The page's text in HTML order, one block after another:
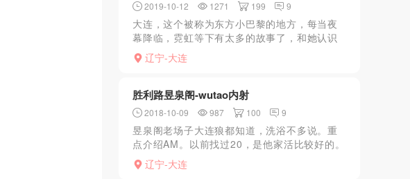
2019-10-12 1271 199 9
大连，这个被称为东方小巴黎的地方，每当夜
幕降临，霓虹等下有太多的故事了，和她认识
是通过朋友认识的，当时一起吃的饭，一起唱
的歌，她跟很多夜场都很熟，后来才知道原来
辽宁-大连
胜利路昱泉阁-wutao内射
2018-10-09 987 100 9
昱泉阁老场子大连狼都知道，洗浴不多说。重
点介绍AM。以前找过20，是他家活比较好的。
比较熟悉，上楼一顿舌吻，然后A面，B面做的
非常细致。提枪上马，抽查5分钟，没感觉摘下
辽宁-大连